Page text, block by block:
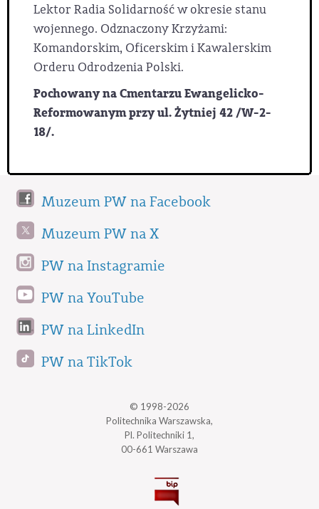
Lektor Radia Solidarność w okresie stanu
wojennego. Odznaczony Krzyżami:
Komandorskim, Oficerskim i Kawalerskim
Orderu Odrodzenia Polski.
Pochowany na Cmentarzu Ewangelicko-
Reformowanym przy ul. Żytniej 42 /W-2-
18/.
Muzeum PW na Facebook
Muzeum PW na X
PW na Instagramie
PW na YouTube
PW na LinkedIn
PW na TikTok
© 1998-2026
Politechnika Warszawska,
Pl. Politechniki 1,
00-661 Warszawa